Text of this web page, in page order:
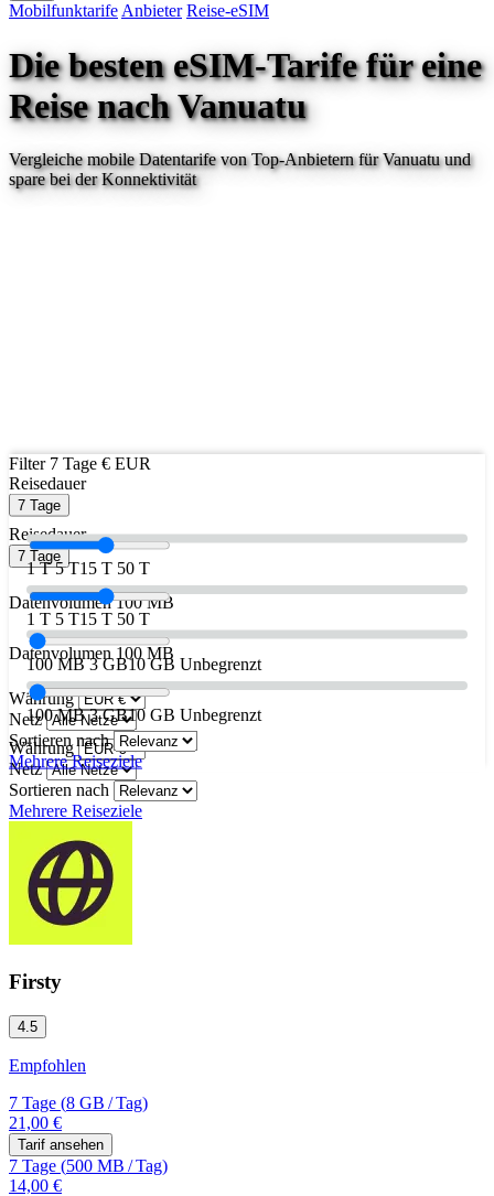
Mobilfunktarife Anbieter Reise-eSIM
Die besten eSIM-Tarife für eine
Reisenach Vanuatu
Vergleiche mobile Datentarife von Top-Anbietern fürVanuatuund
spare bei der Konnektivität
Filter 7 Tage € EUR
Reisedauer
7 Tage
1 T 5 T15 T 50 T
Datenvolumen 100 MB
100 MB 3 GB10 GB Unbegrenzt
Währung
Netz
Sortieren nach
Mehrere Reiseziele
Reisedauer
7 Tage
1 T 5 T15 T 50 T
Datenvolumen 100 MB
100 MB 3 GB10 GB Unbegrenzt
Währung
Netz
Sortieren nach
Mehrere Reiseziele
Firsty
4.5
Empfohlen
7 Tage (8 GB /Tag)
21,00 €
Tarif ansehen
7 Tage (500 MB /Tag)
14,00 €